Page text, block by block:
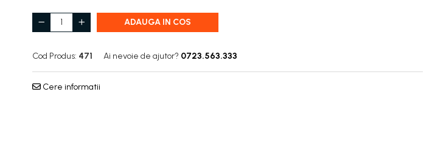
ADAUGA IN COS
Cod Produs: 471 Ai nevoie de ajutor? 0723.563.333
Cere informatii